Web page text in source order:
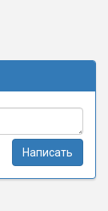
Написать